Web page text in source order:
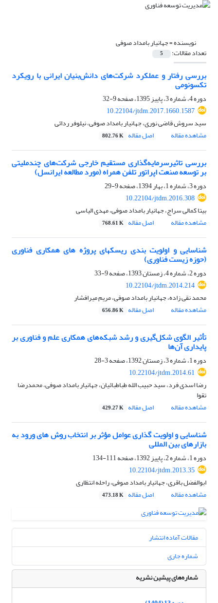
نویسنده =جهانیار بامداد صوفی
تعداد مقالات: 5
بررسی رفتار و عملکرد شرکت‌های دانش‌بنیان ایرانی با رویکرد
تکسونومی
دوره 4، شماره 3، پاییز 1395، صفحه
9-32
10.22104/jtdm.2017.1660.1587
سید سروش قاضی نوری، جهانیار بامداد صوفی، نیلوفر ردائی
مشاهده مقاله
اصل مقاله 802.76 K
بررسی تاثیرسرمایه‌گذاری مستقیم خارجی شرکت‌های چندملیتی
بر توسعه صنعت اپراتور تلفن همراه (مورد مطالعه ایرانسل)
دوره 3، شماره 1، بهار 1394، صفحه
9-29
10.22104/jtdm.2016.308
بیتا کمالی سراج، جهانیار بامداد صوفی، مهدی الیاسی
مشاهده مقاله
اصل مقاله 768.61 K
شناسایی و اولویت بندی ریسکهای پروژه های همکاری فناوری
(حوزه زیست فناوری)
دوره 2، شماره 4، زمستان 1393، صفحه
9-33
10.22104/jtdm.2014.214
محمد نقی زاده، جهانیار بامداد صوفی، مریم میرافشار
مشاهده مقاله
اصل مقاله 656.86 K
تأثیر الگوی شکل‌گیری و رشد شبکه‌های همکاری علم‌ و ‌فناوری بر
پایداری آن‌ها
دوره 1، شماره 3، زمستان 1392، صفحه
3-28
10.22104/jtdm.2014.61
رضا اسدی فرد، سید حبیب الله طباطبائیان، جهانیار بامداد صوفی، محمدرضا
تقوا
مشاهده مقاله
اصل مقاله 429.27 K
شناسایی و اولویت گذاری عوامل مؤثر بر انتخاب روش های ورود به
بازارهای بین المللی
دوره 1، شماره 2، پاییز 1392، صفحه
111-134
10.22104/jtdm.2013.35
ابوالفضل باقری، جهانیار بامداد صوفی، راحله انتظاری
مشاهده مقاله
اصل مقاله 473.18 K
مقالات آماده انتشار
شماره جاری
شماره‌های پیشین نشریه